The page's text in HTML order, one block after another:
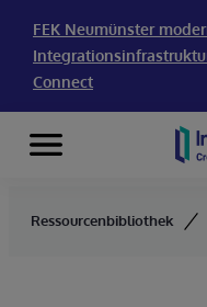
FEK Neumünster
Connect
Skip to content
Menu
Ressourcenbibliothek